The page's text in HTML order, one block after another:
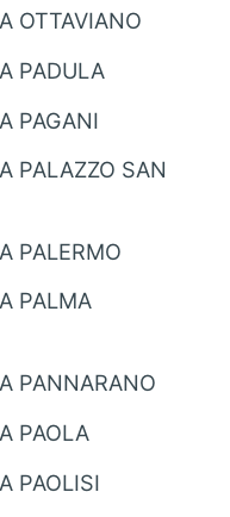
OTTAVIANO
PADULA
PAGANI
PALAZZO SAN
PALERMO
PALMA
PANNARANO
PAOLA
PAOLISI